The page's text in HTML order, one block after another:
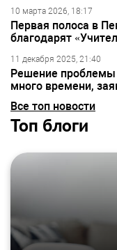
10 марта 2026, 18:17
Первая полоса в
благодарят
11 декабря 2025, 21:40
Решение проблемы
много времени,
Все топ новости
Топ блоги